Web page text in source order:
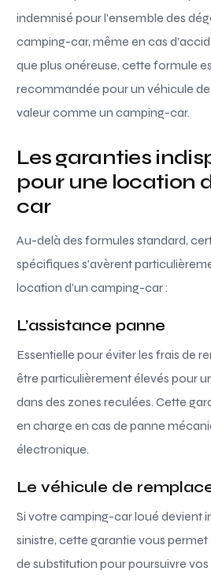
indemnisé pour l’ensemble des
camping-car, même en cas
que plus onéreuse, cette formule
recommandée pour un véhicule
valeur comme un camping-car.
Les garanties
pour une location
car
Au-delà des formules standard,
spécifiques s’avèrent
location d’un camping-car :
L’assistance panne
Essentielle pour éviter les frais de
être particulièrement élevés pour
dans des zones reculées. Cette
en charge en cas de panne
électronique.
Le véhicule de
Si votre camping-car loué devient
sinistre, cette garantie vous permet
de substitution pour poursuivre